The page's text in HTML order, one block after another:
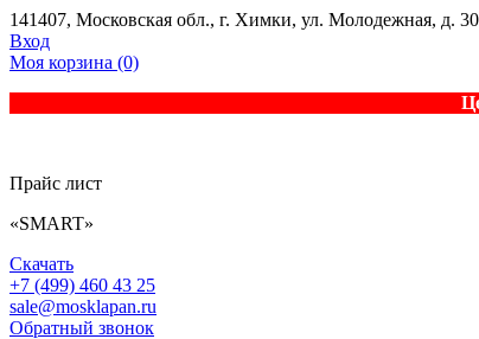
141407, Московская обл., г. Химки, ул. Молодежная, д. 30
Вход
Моя корзина (0)
Прайс лист
«SMART»
Скачать
+7 (499) 460 43 25
sale@mosklapan.ru
Обратный звонок